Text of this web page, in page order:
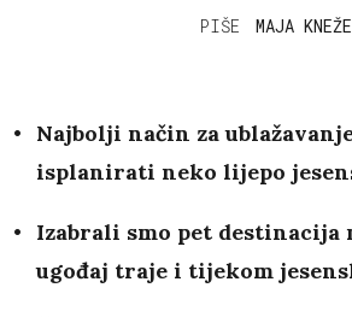
PIŠE MAJA
Najbolji način za
isplanirati neko lijepo
Izabrali smo pet
ugođaj traje i tijekom